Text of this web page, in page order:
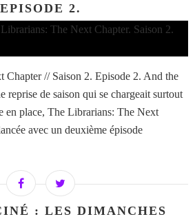
EPISODE 2.
Chapter // Saison 2. Episode 2. And the
reprise de saison qui se chargeait surtout
en place, The Librarians: The Next
avec un deuxième épisode
: LES DIMANCHES